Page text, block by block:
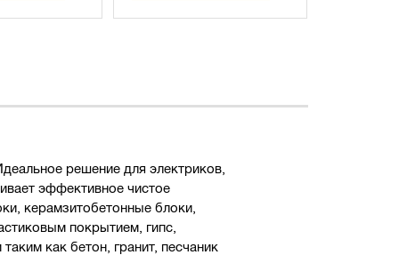
решение для электриков,
эффективное чистое
керамзитобетонные блоки,
покрытием, гипс,
как бетон, гранит, песчаник